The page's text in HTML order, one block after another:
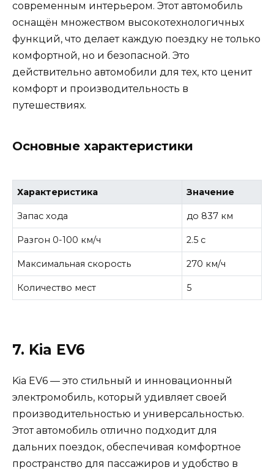
современным интерьером. Этот автомобиль
оснащён множеством высокотехнологичных
функций, что делает каждую поездку не только
комфортной, но и безопасной. Это
действительно автомобили для тех, кто ценит
комфорт и производительность в
путешествиях.
Основные характеристики
Характеристика Значение
Запас хода до 837 км
Разгон 0-100 км/ч 2.5 с
Максимальная скорость 270 км/ч
Количество мест 5
7. Kia EV6
Kia EV6 — это стильный и инновационный
электромобиль, который удивляет своей
производительностью и универсальностью.
Этот автомобиль отлично подходит для
дальних поездок, обеспечивая комфортное
пространство для пассажиров и удобство в